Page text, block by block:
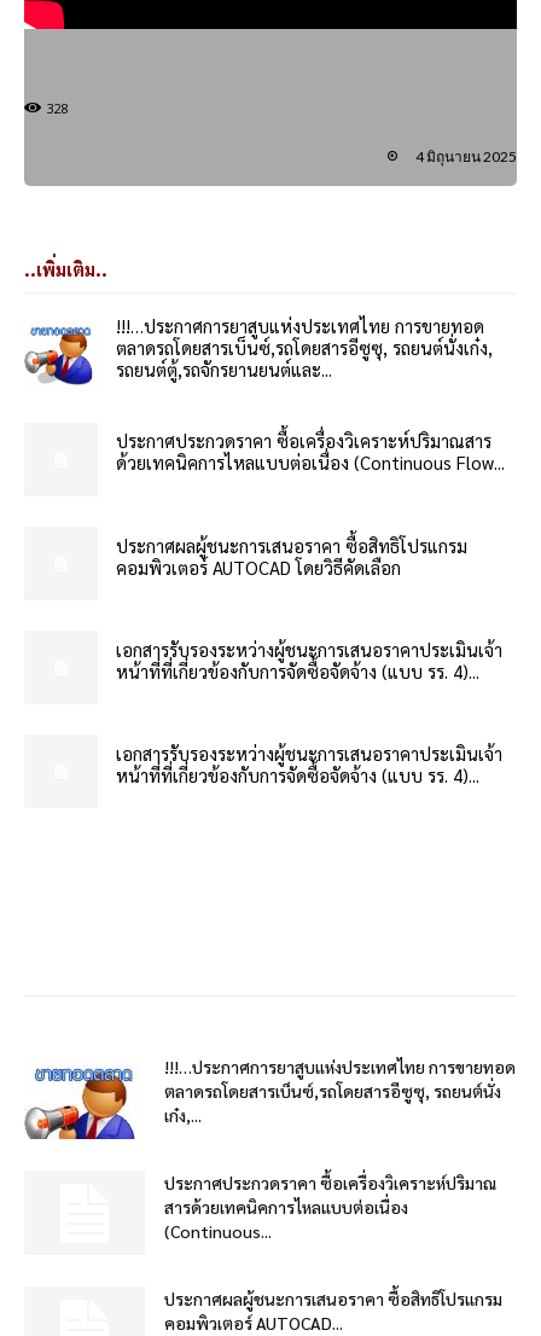
328
4 มิถุนายน 2025
..เพิ่มเติม..
!!!…ประกาศการยาสูบแห่งประเทศไทย การขายทอด
ตลาดรถโดยสารเบ็นซ์,รถโดยสารอีซูซุ, รถยนต์นั่งเก๋ง,
รถยนต์ตู้,รถจักรยานยนต์และ...
ประกาศประกวดราคา ซื้อเครื่องวิเคราะห์ปริมาณสาร
ด้วยเทคนิคการไหลแบบต่อเนื่อง (Continuous Flow...
ประกาศผลผู้ชนะการเสนอราคา ซื้อสิทธิโปรแกรม
คอมพิวเตอร์ AUTOCAD โดยวิธีคัดเลือก
เอกสารรับรองระหว่างผู้ชนะการเสนอราคาประเมินเจ้า
หน้าที่ที่เกี่ยวข้องกับการจัดซื้อจัดจ้าง (แบบ รร. 4)...
เอกสารรับรองระหว่างผู้ชนะการเสนอราคาประเมินเจ้า
หน้าที่ที่เกี่ยวข้องกับการจัดซื้อจัดจ้าง (แบบ รร. 4)...
!!!…ประกาศการยาสูบแห่งประเทศไทย การขายทอด
ตลาดรถโดยสารเบ็นซ์,รถโดยสารอีซูซุ, รถยนต์นั่ง
เก๋ง,...
ประกาศประกวดราคา ซื้อเครื่องวิเคราะห์ปริมาณ
สารด้วยเทคนิคการไหลแบบต่อเนื่อง
(Continuous...
ประกาศผลผู้ชนะการเสนอราคา ซื้อสิทธิโปรแกรม
คอมพิวเตอร์ AUTOCAD...